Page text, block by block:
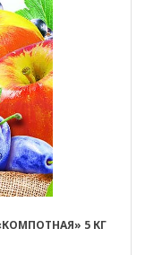
5 КГ